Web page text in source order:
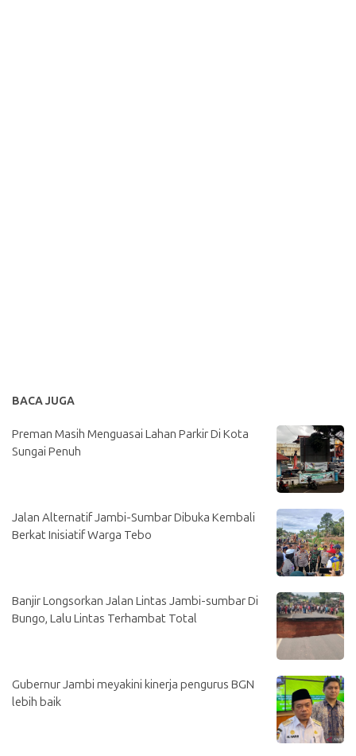
BACA JUGA
Preman Masih Menguasai Lahan Parkir Di Kota
Sungai Penuh
Jalan Alternatif Jambi-Sumbar Dibuka Kembali
Berkat Inisiatif Warga Tebo
Banjir Longsorkan Jalan Lintas Jambi-sumbar Di
Bungo, Lalu Lintas Terhambat Total
Gubernur Jambi meyakini kinerja pengurus BGN
lebih baik